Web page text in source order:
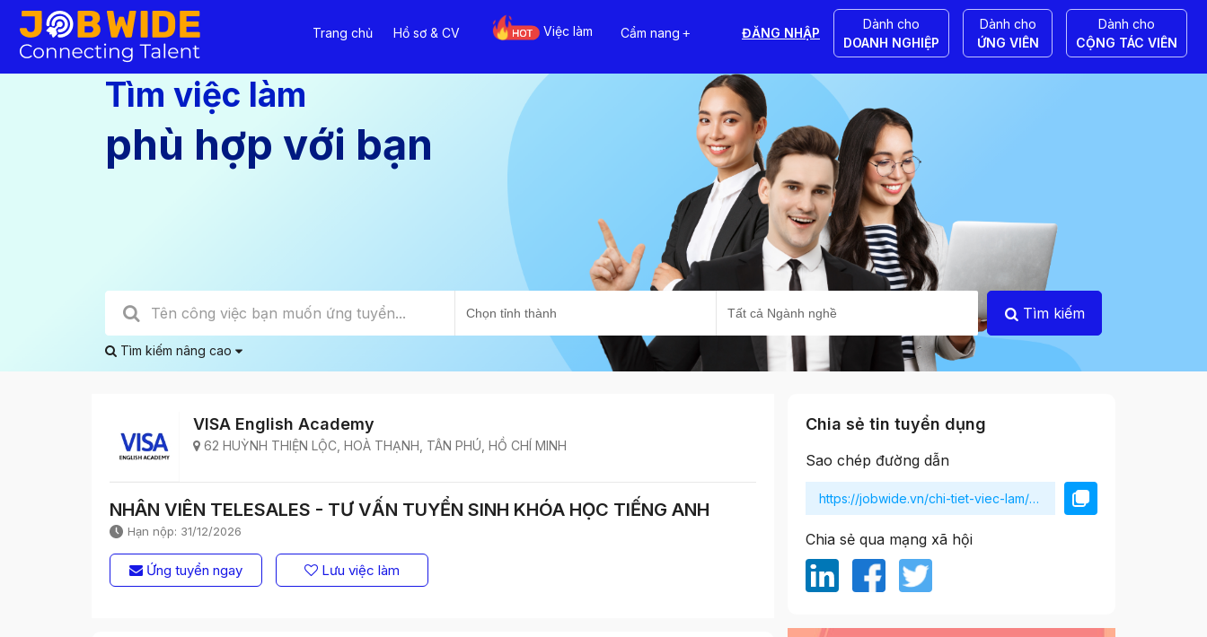
Trang chủ Hồ sơ & CV Việc làm +
Cẩm nang ĐĂNG NHẬP
Dành cho
DOANH NGHIỆP
Dành cho
ỨNG VIÊN
Dành cho
CỘNG TÁC VIÊN
Tìm việc làm
phù hợp với bạn
Tìm kiếm
Tìm kiếm nâng cao
VISA English Academy
62 HUỲNH THIỆN LỘC, HOÀ THẠNH, TÂN PHÚ, HỒ CHÍ MINH
NHÂN VIÊN TELESALES - TƯ VẤN TUYỂN SINH KHÓA HỌC TIẾNG ANH
Hạn nộp: 31/12/2026
Ứng tuyển ngay Lưu việc làm
Chia sẻ tin tuyển dụng
Sao chép đường dẫn
Chia sẻ qua mạng xã hội